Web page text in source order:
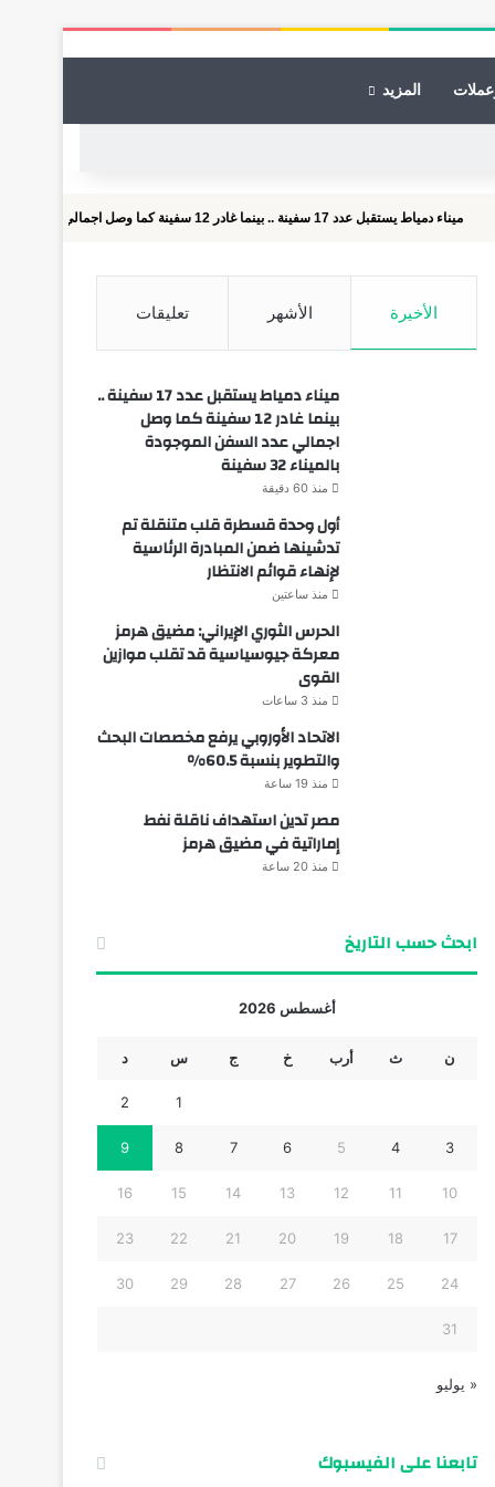
المزيد
17 سفينة .. بينما غادر 12 سفينة كما وصل اجمالي عدد السفن الموجودة بالميناء 32...
الأخيرة الأشهر تعليقات
ميناء دمياط يستقبل عدد 17 سفينة ..
بينما غادر 12 سفينة كما وصل
اجمالي عدد السفن الموجودة
بالميناء 32 سفينة
منذ 60 دقيقة
أول وحدة قسطرة قلب متنقلة تم
تدشينها ضمن المبادرة الرئاسية
لإنهاء قوائم الانتظار
منذ ساعتين
الحرس الثوري الإيراني: مضيق هرمز
معركة جيوسياسية قد تقلب موازين
القوى
منذ 3 ساعات
الاتحاد الأوروبي يرفع مخصصات البحث
والتطوير بنسبة 60.5%
منذ 19 ساعة
مصر تدين استهداف ناقلة نفط
إماراتية في مضيق هرمز
منذ 20 ساعة
ابحث حسب التاريخ
أغسطس 2026
ن ث أرب خ ج س د
1
2
3
4
5
6
7
8
9
10
11
12
13
14
15
16
17
18
19
20
21
22
23
24
25
26
27
28
29
30
31
« يوليو
تابعنا على الفيسبوك